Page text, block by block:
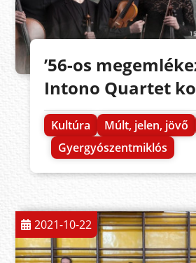
’56-os
Intono Quartet
Kultúra Múlt, jelen, jövő
Gyergyószentmiklós
2021-10-22